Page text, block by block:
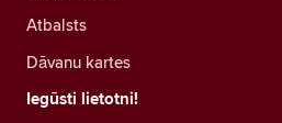
Atbalsts
Dāvanu kartes
Iegūsti lietotni!